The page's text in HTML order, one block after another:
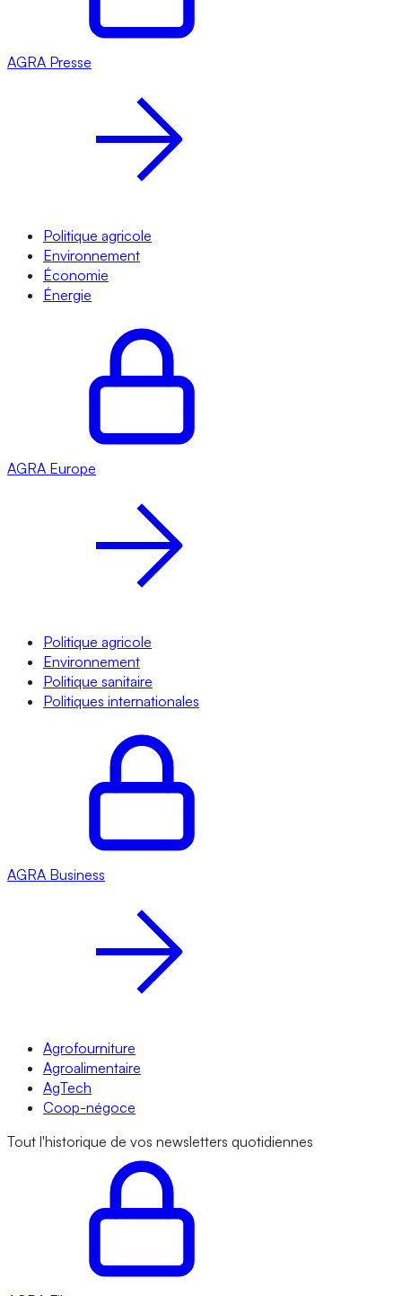
AGRA Presse
Politique agricole
Environnement
Économie
Énergie
AGRA Europe
Politique agricole
Environnement
Politique sanitaire
Politiques internationales
AGRA Business
Agrofourniture
Agroalimentaire
AgTech
Coop-négoce
Tout l'historique de vos newsletters quotidiennes